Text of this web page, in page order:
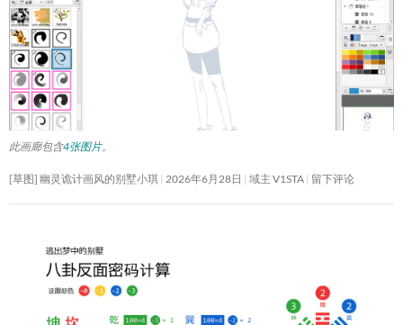
此画廊包含4张图片。
[草图] 幽灵诡计画风的别墅小琪 2026年6月28日 域主 V1STA 留下评论